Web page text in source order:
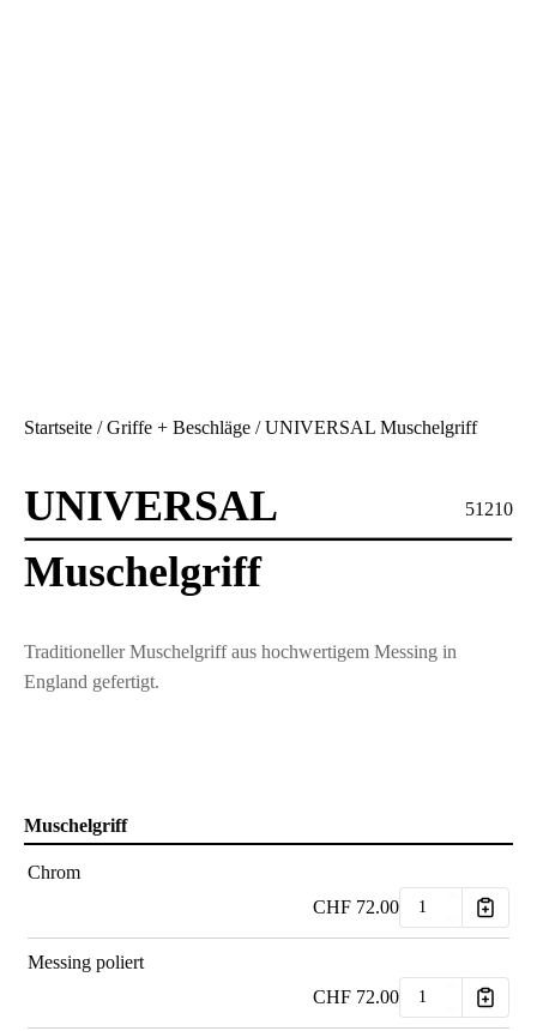
Startseite /Griffe + Beschläge / UNIVERSAL Muschelgriff
51210
UNIVERSAL
Muschelgriff
Traditioneller Muschelgriff aus hochwertigem Messing in
England gefertigt.
Muschelgriff
Chrom
CHF 72.00
Messing poliert
CHF 72.00